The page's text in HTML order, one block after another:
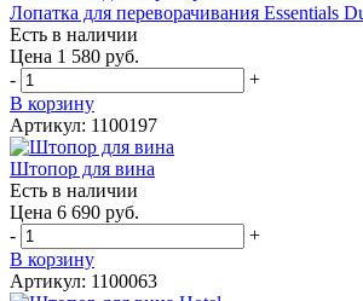
Лопатка для переворачивания Essentials
Есть в наличии
Цена 1 580 руб.
-
+
В корзину
Артикул: 1100197
Штопор для вина
Есть в наличии
Цена 6 690 руб.
-
+
В корзину
Артикул: 1100063